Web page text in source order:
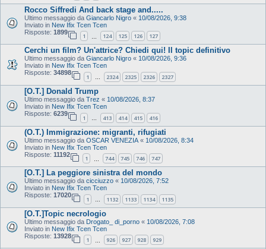
Rocco Siffredi And back stage and.....
Ultimo messaggio da Giancarlo Nigro « 10/08/2026, 9:38
Inviato in New Ifix Tcen Tcen
Risposte: 1899
1 124 125 126 127
Cerchi un film? Un'attrice? Chiedi qui! Il topic definitivo
Ultimo messaggio da Giancarlo Nigro « 10/08/2026, 9:36
Inviato in New Ifix Tcen Tcen
Risposte: 34898
1 … 2324 2325 2326 2327
[O.T.] Donald Trump
Ultimo messaggio da Trez « 10/08/2026, 8:37
Inviato in New Ifix Tcen Tcen
Risposte: 6239
1 … 413 414 415 416
(O.T.) Immigrazione: migranti, rifugiati
Ultimo messaggio da OSCAR VENEZIA « 10/08/2026, 8:34
Inviato in New Ifix Tcen Tcen
Risposte: 11192
1 744 745 746 747
[O.T.] La peggiore sinistra del mondo
Ultimo messaggio da cicciuzzo « 10/08/2026, 7:52
Inviato in New Ifix Tcen Tcen
Risposte: 17020
1 … 1132 1133 1134 1135
[O.T.]Topic necrologio
Ultimo messaggio da Drogato_ di_porno « 10/08/2026, 7:08
Inviato in New Ifix Tcen Tcen
Risposte: 13928
1 926 927 928 929